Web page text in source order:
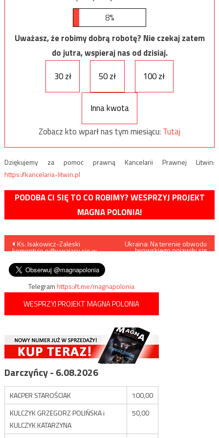
8%
Uważasz, że robimy dobrą robotę? Nie czekaj zatem
do jutra, wspieraj nas od dzisiaj.
30 zł
50 zł 100 zł
Inna kwota
Zobacz kto wparł nas tym miesiącu: Tutaj
Dziękujemy za pomoc prawną Kancelarii Prawnej Litwin:
https://kancelaria-litwin.pl
PODOBA CI SIĘ TO CO ROBIMY? WESPRZYJ PROJEKT
MAGNA POLONIA!
Nawigacja
wpisu
Ks. Isakowicz-Zaleski
komentuje odbywający się w
Ukraina: Na terenie obwodu
lwowskiego pojawiły się
Telegramhttps://t.me/magnapolonia
WESPRZYJ PROJEKT MAGNA POLONIA
Darczyńcy - 6.08.2026
KACPER STAROŚCIAK
100,00
KULCZYK GRZEGORZ POLIŃSKA i
KULCZYK KATARZYNA
50,00